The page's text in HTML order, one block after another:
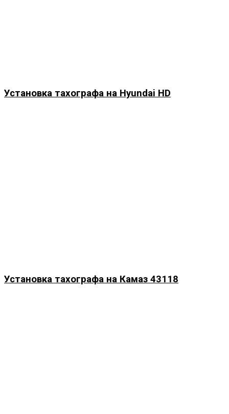
Установка тахографа на Hyundai HD
Установка тахографа на Камаз 43118